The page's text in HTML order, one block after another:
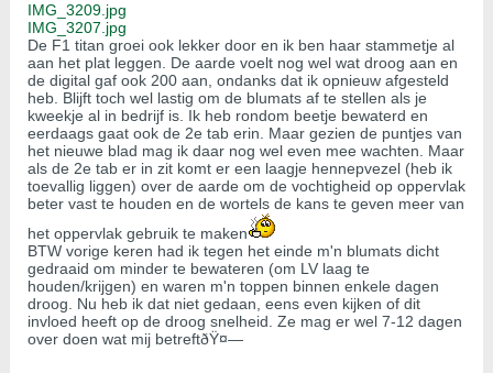
IMG_3209.jpg
IMG_3207.jpg
De F1 titan groei ook lekker door en ik ben haar stammetje al
aan het plat leggen. De aarde voelt nog wel wat droog aan en
de digital gaf ook 200 aan, ondanks dat ik opnieuw afgesteld
heb. Blijft toch wel lastig om de blumats af te stellen als je
kweekje al in bedrijf is. Ik heb rondom beetje bewaterd en
eerdaags gaat ook de 2e tab erin. Maar gezien de puntjes van
het nieuwe blad mag ik daar nog wel even mee wachten. Maar
als de 2e tab er in zit komt er een laagje hennepvezel (heb ik
toevallig liggen) over de aarde om de vochtigheid op oppervlak
beter vast te houden en de wortels de kans te geven meer van
het oppervlak gebruik te maken
BTW vorige keren had ik tegen het einde m'n blumats dicht
gedraaid om minder te bewateren (om LV laag te
houden/krijgen) en waren m'n toppen binnen enkele dagen
droog. Nu heb ik dat niet gedaan, eens even kijken of dit
invloed heeft op de droog snelheid. Ze mag er wel 7-12 dagen
over doen wat mij betreftðŸ¤—